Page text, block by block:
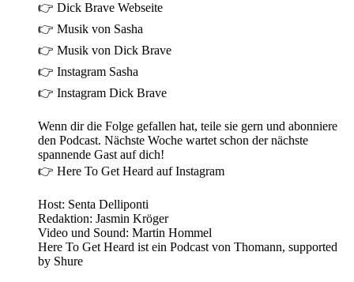
👉 Dick Brave Webseite
👉 Musik von Sasha
👉 Musik von Dick Brave
👉 Instagram Sasha
👉 Instagram Dick Brave
Wenn dir die Folge gefallen hat, teile sie gern und abonniere
den Podcast. Nächste Woche wartet schon der nächste
spannende Gast auf dich!
👉 Here To Get Heard auf Instagram
Host: Senta Delliponti
Redaktion: Jasmin Kröger
Video und Sound: Martin Hommel
Here To Get Heard ist ein Podcast von Thomann, supported
by Shure